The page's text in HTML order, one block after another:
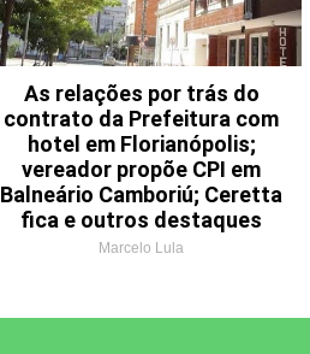
As relações por trás do
contrato da Prefeitura com
hotel em Florianópolis;
vereador propõe CPI em
Balneário Camboriú; Ceretta
fica e outros destaques
Marcelo Lula